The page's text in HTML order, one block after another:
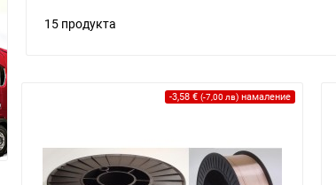
15 продукта
-3,58 € (-7,00 лв)намаление